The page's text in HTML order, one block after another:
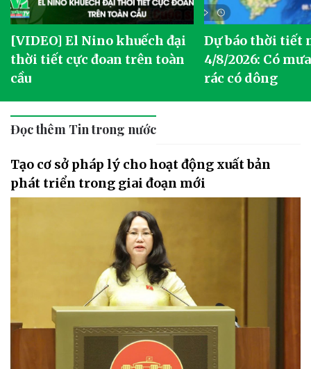
[VIDEO] El Nino khuếch đại
thời tiết cực đoan trên toàn
cầu
Dự báo thời tiết
4/8/2026: Có
rác có dông
Đọc thêm Tin trong nước
Tạo cơ sở pháp lý cho hoạt động xuất bản
phát triển trong giai đoạn mới